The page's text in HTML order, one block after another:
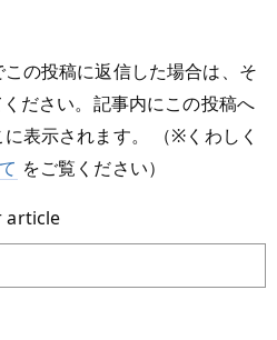
の投稿に返信した場合は、そ
ださい。記事内にこの投稿へ
表示されます。 （※くわしく
をご覧ください）
article